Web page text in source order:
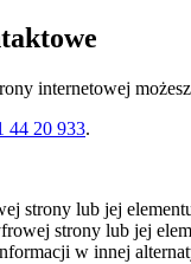
internetowej
44 20 933.
strony lub jej
strony lub jej
w innej